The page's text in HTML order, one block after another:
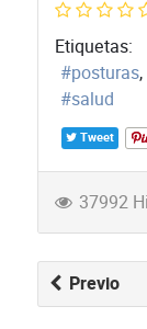
Etiquetas:
posturas
salud
Tweet
37992
Previo